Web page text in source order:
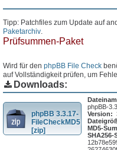
Tipp: Patchfiles zum Update auf
Paketarchiv
Prüfsummen-Paket
Wird für den phpBB File Check
auf Vollständigkeit prüfen, um
Downloads:
phpBB 3.3.17-
FileCheckMD5
[zip]
phpBB-
Version:
MD5-
SHA256-